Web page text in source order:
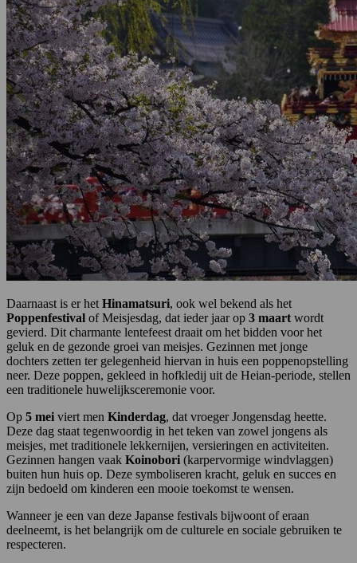
Daarnaast is er het Hinamatsuri, ook wel bekend als het
Poppenfestival of Meisjesdag, dat ieder jaar op 3 maart wordt
gevierd. Dit charmante lentefeest draait om het bidden voor het
geluk en de gezonde groei van meisjes. Gezinnen met jonge
dochters zetten ter gelegenheid hiervan in huis een poppenopstelling
neer. Deze poppen, gekleed in hofkledij uit de Heian-periode, stellen
een traditionele huwelijksceremonie voor.
Op 5 mei viert men Kinderdag, dat vroeger Jongensdag heette.
Deze dag staat tegenwoordig in het teken van zowel jongens als
meisjes, met traditionele lekkernijen, versieringen en activiteiten.
Gezinnen hangen vaak Koinobori (karpervormige windvlaggen)
buiten hun huis op. Deze symboliseren kracht, geluk en succes en
zijn bedoeld om kinderen een mooie toekomst te wensen.
Wanneer je een van deze Japanse festivals bijwoont of eraan
deelneemt, is het belangrijk om de culturele en sociale gebruiken te
respecteren.